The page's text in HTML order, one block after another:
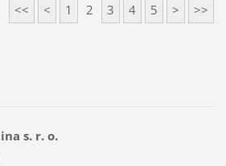
<< < 1 2 3 4 5 > >>
s. r. o.